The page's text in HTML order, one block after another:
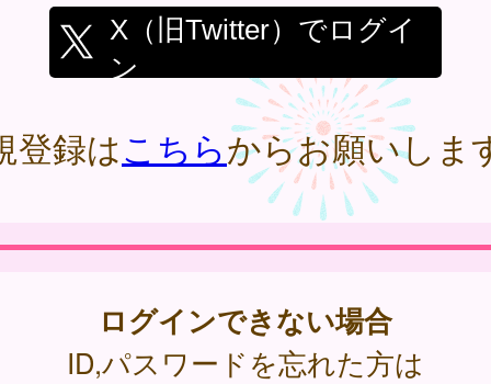
X（旧Twitter）でログイ
ン
登録はこちらからお願いしま
ログインできない場合
ID,パスワードを忘れた方は